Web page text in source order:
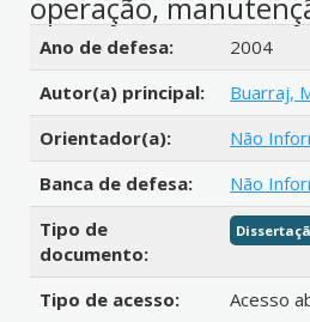
operação,
Detalhes bibliográficos
Ano de defesa:
2004
Autor(a) principal:
Buarraj,
Orientador(a):
Não
Banca de defesa:
Não
Tipo de
documento:
Tipo de acesso:
Acesso